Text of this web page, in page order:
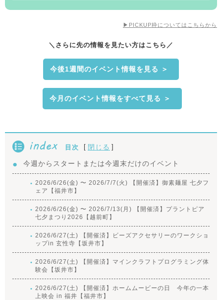
▶PICKUP枠についてはこちらから
＼さらに先の情報を見たい方はこちら／
今後1週間のイベント情報を見る ＞
今月のイベント情報をすべて見る ＞
index 目次 [ 閉じる ]
今週からスタートまたは今週末だけのイベント
2026/6/26(金) 〜 2026/7/7(火) 【開催済】御素麺屋 七夕フ
ェア【福井市】
2026/6/26(金) 〜 2026/7/13(月) 【開催済】プラントピア
七夕まつり2026【越前町】
2026/6/27(土) 【開催済】ビーズアクセサリーのワークショ
ップin 玄性寺【坂井市】
2026/6/27(土) 【開催済】マインクラフトプログラミング体
験会【坂井市】
2026/6/27(土) 【開催済】ホームムービーの日 今年の一本
上映会 in 福井【福井市】